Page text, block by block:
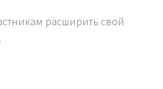
расширить свой